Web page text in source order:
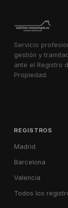
Servicio
gestión y
ante el Registro
Propiedad.
REGISTROS
Madrid
Barcelona
Valencia
Todos los